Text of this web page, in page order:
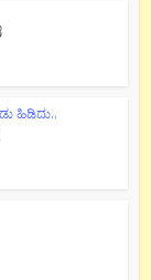
ಹಿಡಿದು..